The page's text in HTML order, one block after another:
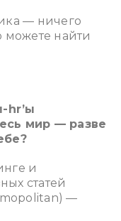
— ничего
можете найти
hr’ы
мир — разве
и
статей
—